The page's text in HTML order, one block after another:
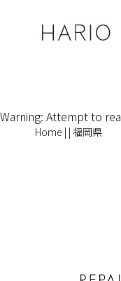
Warning: Attempt to
Home | | 福岡県